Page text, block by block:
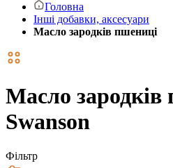
Головна
Інші добавки, аксесуари
Масло зародків пшениці
Масло зародків
Swanson
Фільтр